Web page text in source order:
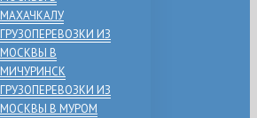
МАХАЧКАЛУ
ГРУЗОПЕРЕВОЗКИ ИЗ
МОСКВЫ В
МИЧУРИНСК
ГРУЗОПЕРЕВОЗКИ ИЗ
МОСКВЫ В МУРОМ